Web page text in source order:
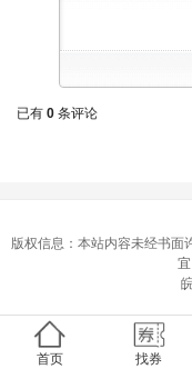
已有 0 条评论
版权信息：本站内容未经书
宜
首页 找券